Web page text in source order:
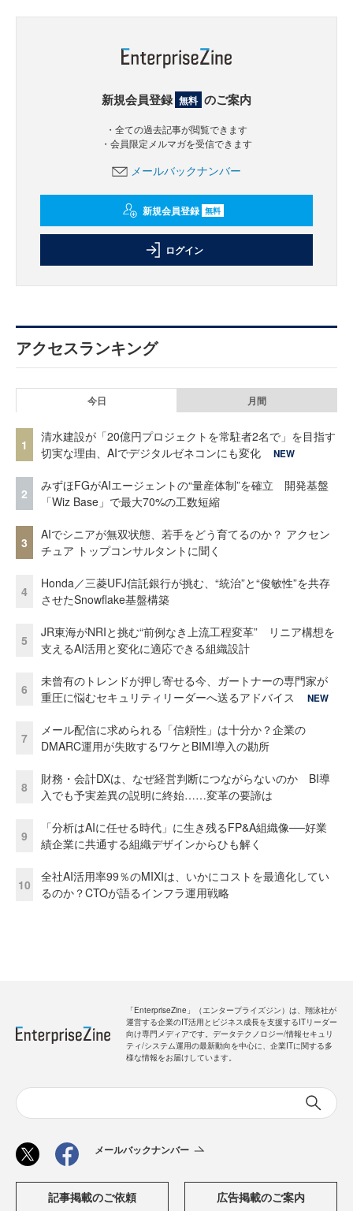
新規会員登録 無料 のご案内
・全ての過去記事が閲覧できます
・会員限定メルマガを受信できます
メールバックナンバー
新規会員登録 無料
ログイン
アクセスランキング
今日 月間
1
清水建設が「20億円プロジェクトを常駐者2名で」を目指す
切実な理由、AIでデジタルゼネコンにも変化
NEW
2
みずほFGがAIエージェントの“量産体制”を確立 開発基盤
「Wiz Base」で最大70%の工数短縮
3
AIでシニアが無双状態、若手をどう育てるのか？ アクセン
チュア トップコンサルタントに聞く
4
Honda／三菱UFJ信託銀行が挑む、“統治”と“俊敏性”を共存
させたSnowflake基盤構築
5
JR東海がNRIと挑む“前例なき上流工程変革” リニア構想を
支えるAI活用と変化に適応できる組織設計
6
未曾有のトレンドが押し寄せる今、ガートナーの専門家が
重圧に悩むセキュリティリーダーへ送るアドバイス
NEW
7
メール配信に求められる「信頼性」は十分か？企業の
DMARC運用が失敗するワケとBIMI導入の勘所
8
財務・会計DXは、なぜ経営判断につながらないのか BI導
入でも予実差異の説明に終始……変革の要諦は
9
「分析はAIに任せる時代」に生き残るFP&A組織像──好業
績企業に共通する組織デザインからひも解く
10
全社AI活用率99％のMIXIは、いかにコストを最適化してい
るのか？CTOが語るインフラ運用戦略
「EnterpriseZine」（エンタープライズジン）は、翔泳社が
運営する企業のIT活用とビジネス成長を支援するITリーダー
向け専門メディアです。データテクノロジー/情報セキュリ
ティ/システム運用の最新動向を中心に、企業ITに関する多
様な情報をお届けしています。
メールバックナンバー
記事掲載のご依頼 広告掲載のご案内